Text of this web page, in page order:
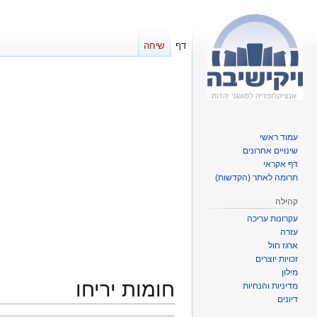
חומות יריחו
דף שיחה
עמוד ראשי
שינויים אחרונים
דף אקראי
תרומה לאתר (הקדשות)
קהילה
עקרונות עריכה
עזרה
ארגז חול
זכויות יוצרים
מילון
מדיניות והנחיות
דיונים